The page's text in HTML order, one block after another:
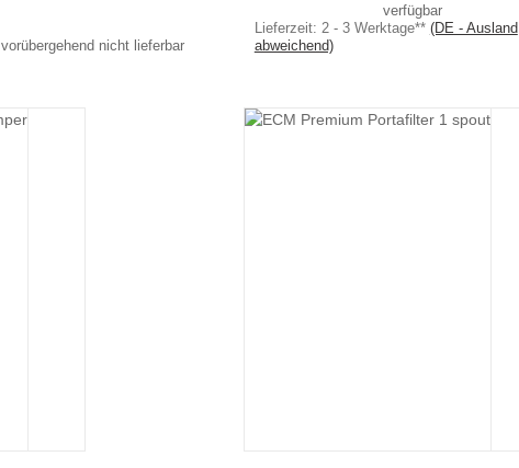
nicht lieferbar
verfügbar
Lieferzeit: 2 - 3 Werktage** (DE - Ausland
abweichend)